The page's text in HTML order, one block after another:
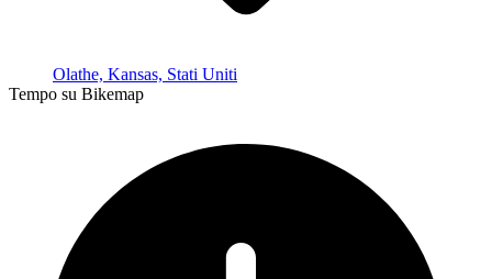
Olathe, Kansas, Stati Uniti
Tempo su Bikemap